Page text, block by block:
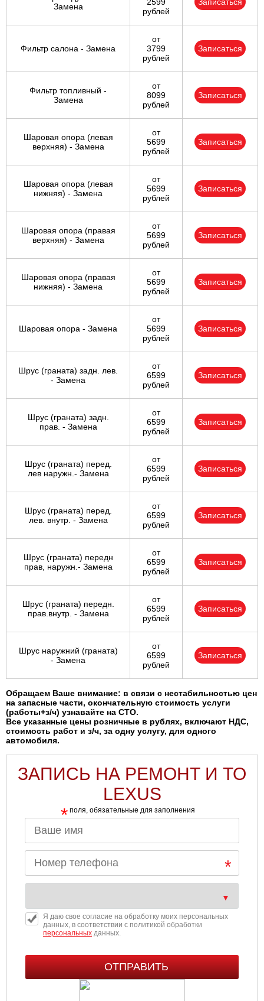
Замена
2599
рублей
Записаться
Фильтр салона - Замена
от
3799
рублей
Записаться
Фильтр топливный -
Замена
от
8099
рублей
Записаться
Шаровая опора (левая
верхняя) - Замена
от
5699
рублей
Записаться
Шаровая опора (левая
нижняя) - Замена
от
5699
рублей
Записаться
Шаровая опора (правая
верхняя) - Замена
от
5699
рублей
Записаться
Шаровая опора (правая
нижняя) - Замена
от
5699
рублей
Записаться
Шаровая опора - Замена
от
5699
рублей
Записаться
Шрус (граната) задн. лев.
- Замена
от
6599
рублей
Записаться
Шрус (граната) задн.
прав. - Замена
от
6599
рублей
Записаться
Шрус (граната) перед.
лев наружн.- Замена
от
6599
рублей
Записаться
Шрус (граната) перед.
лев. внутр. - Замена
от
6599
рублей
Записаться
Шрус (граната) передн
прав, наружн.- Замена
от
6599
рублей
Записаться
Шрус (граната) передн.
прав.внутр. - Замена
от
6599
рублей
Записаться
Шрус наружний (граната)
- Замена
от
6599
рублей
Записаться
Обращаем Ваше внимание: в связи с нестабильностью цен
на запасные части, окончательную стоимость услуги
(работы+з/ч) узнавайте на СТО.
Все указанные цены розничные в рублях, включают НДС,
стоимость работ и з/ч, за одну услугу, для одного
автомобиля.
ЗАПИСЬ НА РЕМОНТ И ТО
LEXUS
* поля, обязательные для заполнения
Я даю свое согласие на обработку моих персональных
данных, в соответствии с политикой обработки
персональныхданных.